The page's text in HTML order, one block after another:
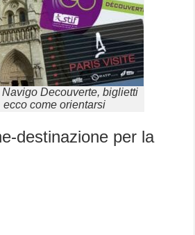
Decouverte, biglietti
come orientarsi
destinazione per la